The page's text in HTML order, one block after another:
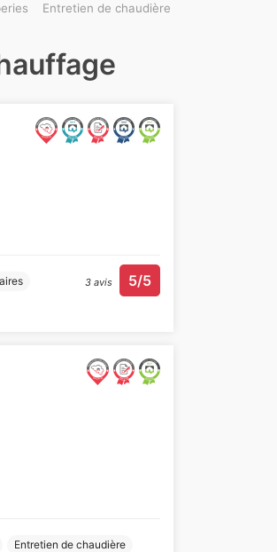
Entretien de chaudière
3 avis 5/5
Entretien de chaudière